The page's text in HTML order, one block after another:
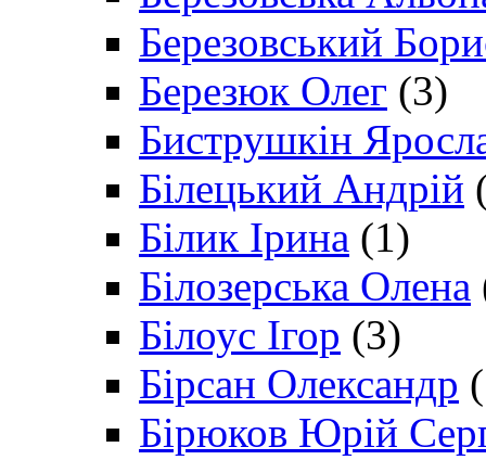
Березовський
Березюк Олег (3)
Биструшкін
Білецький Андрій
Білик Ірина (1)
Білозерська Олена
Білоус Ігор (3)
Бірсан Олександр
Бірюков Юрій